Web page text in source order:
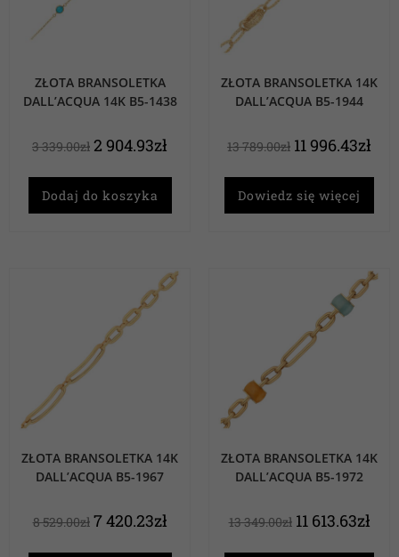
ZŁOTA BRANSOLETKA
DALL’ACQUA 14K B5-1438
3 339.00zł 2 904.93zł
Dodaj do koszyka
ZŁOTA BRANSOLETKA 14K
DALL’ACQUA B5-1944
13 789.00zł 11 996.43zł
Dowiedz się więcej
ZŁOTA BRANSOLETKA 14K
DALL’ACQUA B5-1967
8 529.00zł 7 420.23zł
ZŁOTA BRANSOLETKA 14K
DALL’ACQUA B5-1972
13 349.00zł 11 613.63zł